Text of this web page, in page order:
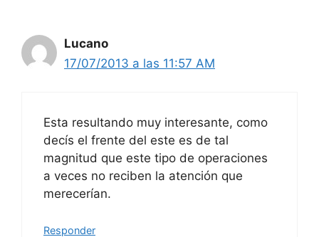
Lucano
17/07/2013 a las 11:57 AM
Esta resultando muy interesante, como
decís el frente del este es de tal
magnitud que este tipo de operaciones
a veces no reciben la atención que
merecerían.
Responder